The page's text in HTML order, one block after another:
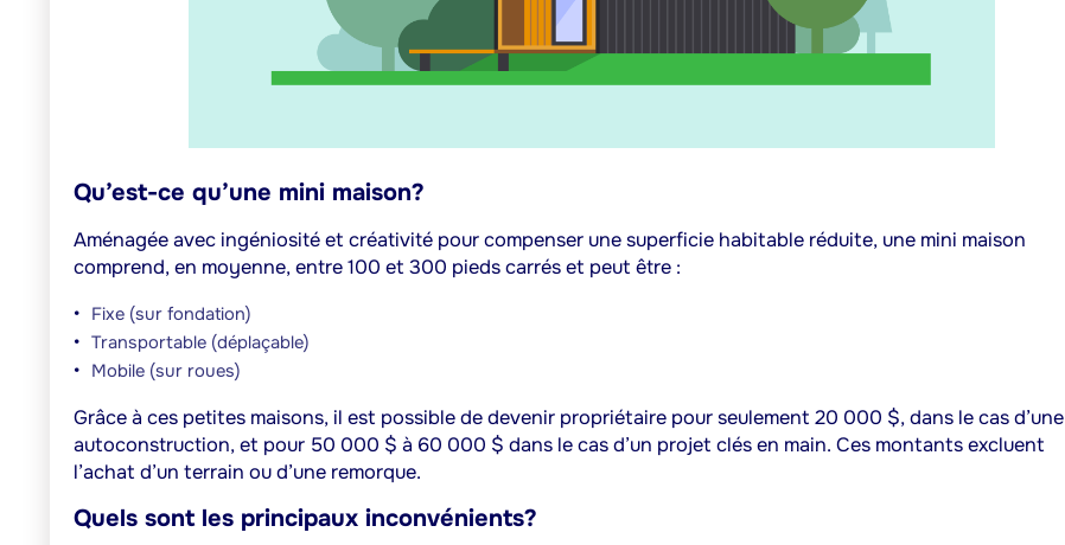
Qu’est-ce qu’une mini maison?
Aménagée avec ingéniosité et créativité pour compenser une superficie habitable réduite, une mini maison
comprend, en moyenne, entre 100 et 300 pieds carrés et peut être :
Fixe (sur fondation)
Transportable (déplaçable)
Mobile (sur roues)
Grâce à ces petites maisons, il est possible de devenir propriétaire pour seulement 20 000 $, dans le cas d’une
autoconstruction, et pour 50 000 $ à 60 000 $ dans le cas d’un projet clés en main. Ces montants excluent
l’achat d’un terrain ou d’une remorque.
Quels sont les principaux inconvénients?